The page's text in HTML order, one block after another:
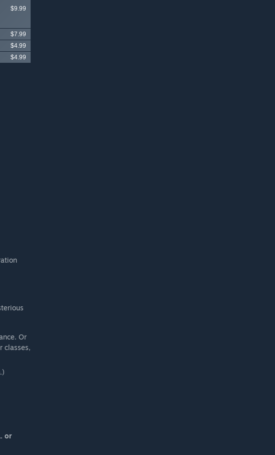
$9.99
$7.99
$4.99
$4.99
Or
classes,
or